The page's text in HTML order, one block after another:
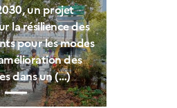
un projet
la résilience des
pour les modes
des
dans un (…)